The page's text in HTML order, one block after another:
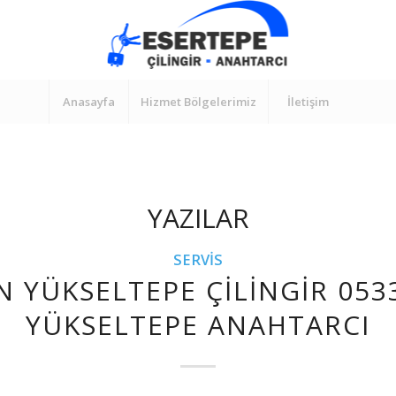
Anasayfa Hizmet Bölgelerimiz İletişim
YAZILAR
SERVIS
YÜKSELTEPE ÇILINGIR
YÜKSELTEPE ANAHTARCI